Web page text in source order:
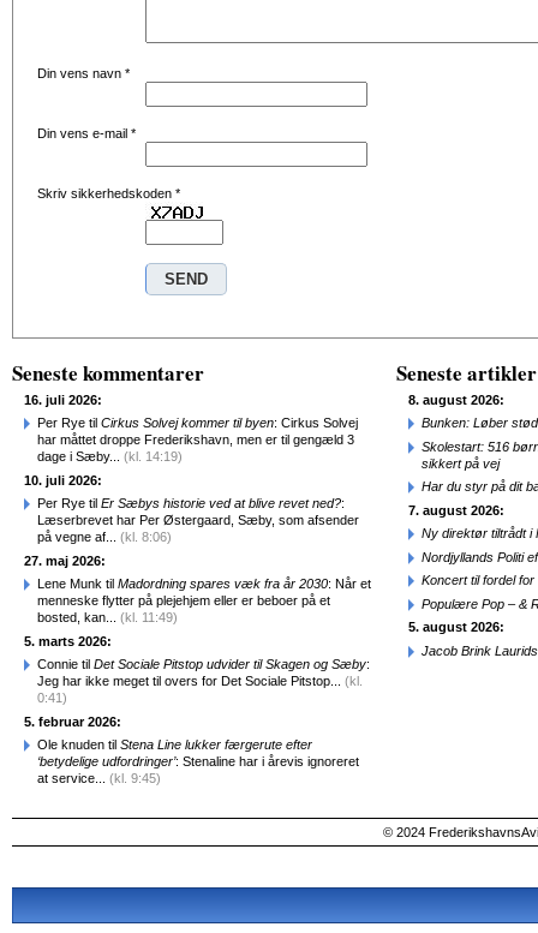
Din vens navn *
Din vens e-mail *
Skriv sikkerhedskoden *
Seneste kommentarer
16. juli 2026:
Per Rye til Cirkus Solvej kommer til byen: Cirkus Solvej
har måttet droppe Frederikshavn, men er til gengæld 3
dage i Sæby... (kl. 14:19)
10. juli 2026:
Per Rye til Er Sæbys historie ved at blive revet ned?:
Læserbrevet har Per Østergaard, Sæby, som afsender
på vegne af... (kl. 8:06)
27. maj 2026:
Lene Munk til Madordning spares væk fra år 2030: Når et
menneske flytter på plejehjem eller er beboer på et
bosted, kan... (kl. 11:49)
5. marts 2026:
Connie til Det Sociale Pitstop udvider til Skagen og Sæby:
Jeg har ikke meget til overs for Det Sociale Pitstop... (kl.
0:41)
5. februar 2026:
Ole knuden til Stena Line lukker færgerute efter
‘betydelige udfordringer’: Stenaline har i årevis ignoreret
at service... (kl. 9:45)
Seneste artikler
8. august 2026:
Bunken: Løber
Skolestart: 516
sikkert på vej
Har du styr på dit
7. august 2026:
Ny direktør tiltrådt i
Nordjyllands Politi
Koncert til fordel
Populære Pop – &
5. august 2026:
Jacob Brink
© 2024